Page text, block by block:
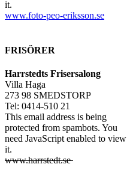
it.
www.foto-peo-eriksson.se
FRISÖRER
Harrstedts Frisersalong
Villa Haga
273 98 SMEDSTORP
Tel: 0414-510 21
This email address is being
protected from spambots. You
need JavaScript enabled to view
it.
www.harrstedt.se